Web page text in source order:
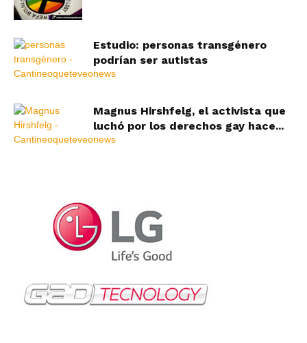
Estudio: personas transgénero
podrían ser autistas
Magnus Hirshfelg, el activista que
luchó por los derechos gay hace...